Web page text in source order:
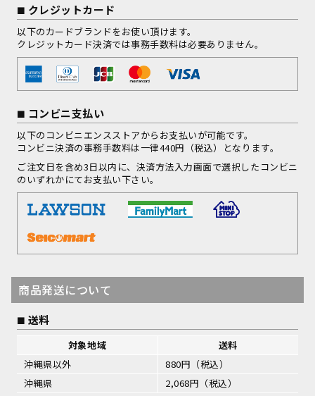
クレジットカード
以下のカードブランドをお使い頂けます。
クレジットカード決済では事務手数料は必要ありません。
コンビニ支払い
以下のコンビニエンスストアからお支払いが可能です。
コンビニ決済の事務手数料は一律440円（税込）となります。
ご注文日を含め3日以内に、決済方法入力画面で選択したコンビニ
のいずれかにてお支払い下さい。
商品発送について
送料
対象地域
送料
沖縄県以外
880円（税込）
沖縄県
2,068円（税込）